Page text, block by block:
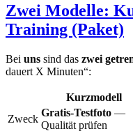
Zwei Modelle:
Training (Paket)
Bei uns sind das zwei
dauert X Minuten“:
Kurzmodell
Zweck
Gratis-Testfoto —
Qualität prüfen